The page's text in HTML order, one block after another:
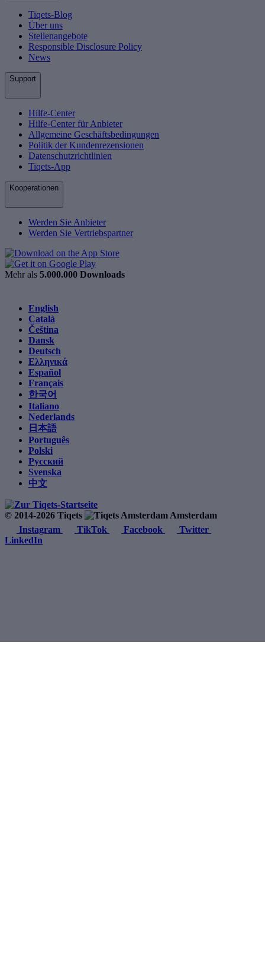
Tiqets-Blog
Über uns
Stellenangebote
Responsible Disclosure Policy
News
Support
Hilfe-Center
Hilfe-Center für Anbieter
Allgemeine Geschäftsbedingungen
Politik der Kundenrezensionen
Datenschutzrichtlinien
Tiqets-App
Kooperationen
Werden Sie Anbieter
Werden Sie Vertriebspartner
Mehr als 5.000.000 Downloads
English
Català
Čeština
Dansk
Deutsch
Ελληνικά
Español
Français
한국어
Italiano
Nederlands
日本語
Português
Polski
Русский
Svenska
中文
© 2014-2026 Tiqets
Amsterdam
Instagram
TikTok Facebook
Twitter
LinkedIn